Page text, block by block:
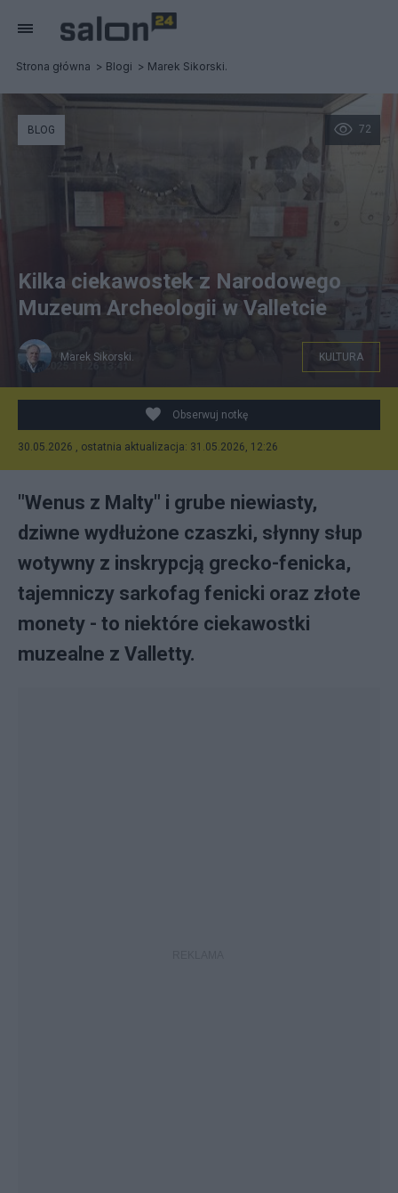
Strona główna Blogi Marek Sikorski.
Zbiory muzealne, NMA w Valletcie, fot. Marek Sikorski
72
BLOG
Kilka ciekawostek z Narodowego
Muzeum Archeologii w Valletcie
Marek Sikorski. KULTURA
Obserwuj notkę
30.05.2026 , ostatnia aktualizacja: 31.05.2026, 12:26
"Wenus z Malty" i grube niewiasty,
dziwne wydłużone czaszki, słynny słup
wotywny z inskrypcją grecko-fenicka,
tajemniczy sarkofag fenicki oraz złote
monety - to niektóre ciekawostki
muzealne z Valletty.